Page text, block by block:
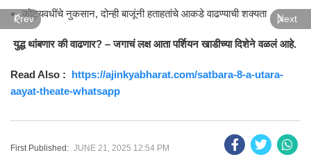
कोट्यवधींचे नुकसान, दोन्ही बाजूंनी हताहतांचे आकडे वाढण्याची शक्यता
युद्ध थांबणार की वाढणार? – जगाचं लक्ष आता पर्शियन खाडीच्या दिशेने वळलं आहे.
Read Also : https://ajinkyabharat.com/satbara-8-a-utara-
aayat-theate-whatsapp
First Published: JUNE 21, 2025 12:54 PM
Prev Next